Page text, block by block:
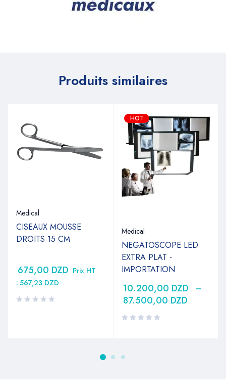
Produits similaires
Medical
CISEAUX MOUSSE
DROITS 15 CM
675,00 DZD Prix HT
: 567,23 DZD
HOT
Medical
NEGATOSCOPE LED
EXTRA PLAT -
IMPORTATION
10.200,00 DZD –
87.500,00 DZD